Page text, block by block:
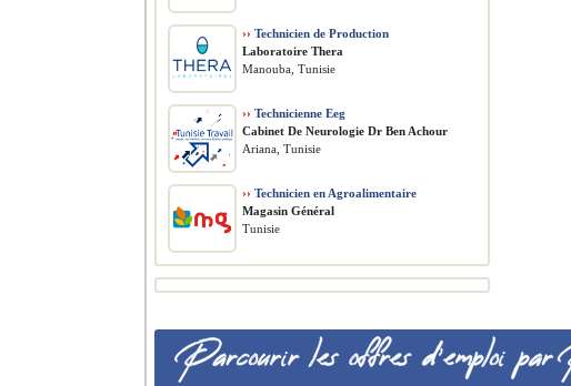
›› Technicien de Production
Laboratoire Thera
Manouba, Tunisie
›› Technicienne Eeg
Cabinet De Neurologie Dr Ben Achour
Ariana, Tunisie
›› Technicien en Agroalimentaire
Magasin Général
Tunisie